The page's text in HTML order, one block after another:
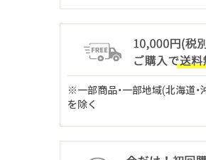
※一部商品・一部地域(北海道・
を除く